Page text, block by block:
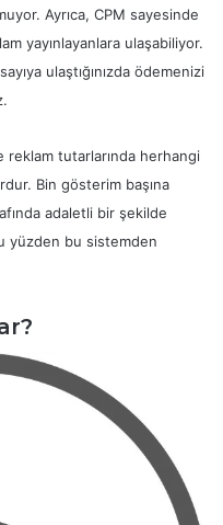
Ayrıca, CPM sayesinde
yayınlayanlara ulaşabiliyor.
ulaştığınızda ödemenizi
reklam tutarlarında herhangi
Bin gösterim başına
adaletli bir şekilde
yüzden bu sistemden